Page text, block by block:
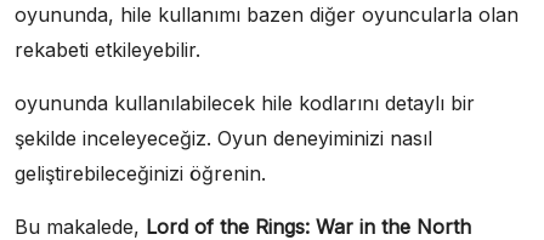
oyununda, hile kullanımı bazen diğer oyuncularla olan
rekabeti etkileyebilir.
oyununda kullanılabilecek hile kodlarını detaylı bir
şekilde inceleyeceğiz. Oyun deneyiminizi nasıl
geliştirebileceğinizi öğrenin.
Bu makalede, Lord of the Rings: War in the North